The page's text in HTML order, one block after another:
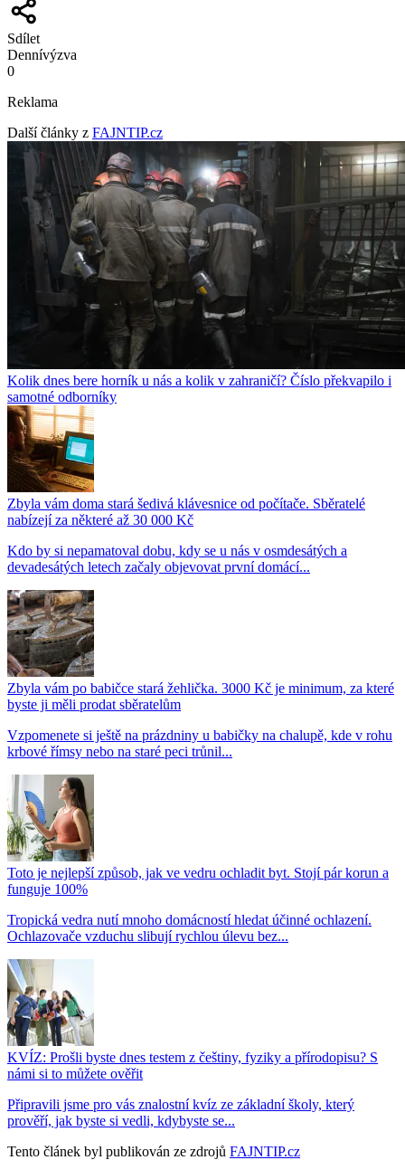
Sdílet
Dennívýzva
0
Reklama
Další články z FAJNTIP.cz
Kolik dnes bere horník u nás a kolik v zahraničí? Číslo překvapilo i
samotné odborníky
Zbyla vám doma stará šedivá klávesnice od počítače. Sběratelé
nabízejí za některé až 30 000 Kč
Kdo by si nepamatoval dobu, kdy se u nás v osmdesátých a
devadesátých letech začaly objevovat první domácí...
Zbyla vám po babičce stará žehlička. 3000 Kč je minimum, za které
byste ji měli prodat sběratelům
Vzpomenete si ještě na prázdniny u babičky na chalupě, kde v rohu
krbové římsy nebo na staré peci trůnil...
Toto je nejlepší způsob, jak ve vedru ochladit byt. Stojí pár korun a
funguje 100%
Tropická vedra nutí mnoho domácností hledat účinné ochlazení.
Ochlazovače vzduchu slibují rychlou úlevu bez...
KVÍZ: Prošli byste dnes testem z češtiny, fyziky a přírodopisu? S
námi si to můžete ověřit
Připravili jsme pro vás znalostní kvíz ze základní školy, který
prověří, jak byste si vedli, kdybyste se...
Tento článek byl publikován ze zdrojů FAJNTIP.cz